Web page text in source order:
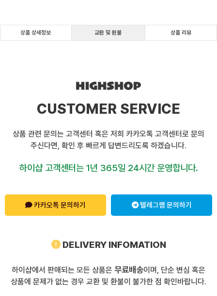
상품 상세정보 교환 및 환불 상품 리뷰
CUSTOMER SERVICE
상품 관련 문의는 고객센터 혹은 저희 카카오톡 고객센터로 문의
주신다면, 확인 후 빠르게 답변드리도록 하겠습니다.
하이샵 고객센터는 1년 365일 24시간 운영합니다.
카카오톡 문의하기 텔레그램 문의하기
DELIVERY INFOMATION
하이샵에서 판매되는 모든 상품은 무료배송이며, 단순 변심 혹은
상품에 문제가 없는 경우 교환 및 환불이 불가한 점 확인바랍니다.